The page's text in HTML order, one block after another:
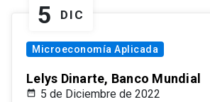
5 DIC
Microeconomía Aplicada
Lelys Dinarte, Banco Mundial
5 de Diciembre de 2022